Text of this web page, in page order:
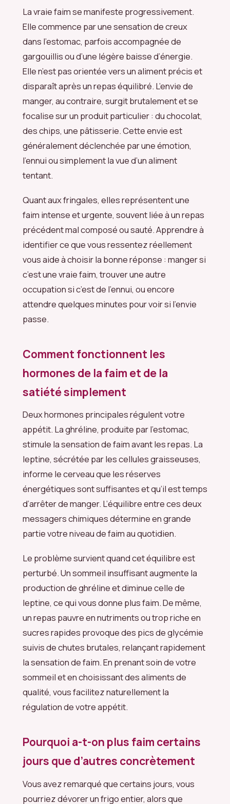
La vraie faim se manifeste progressivement.
Elle commence par une sensation de creux
dans l’estomac, parfois accompagnée de
gargouillis ou d’une légère baisse d’énergie.
Elle n’est pas orientée vers un aliment précis et
disparaît après un repas équilibré. L’envie de
manger, au contraire, surgit brutalement et se
focalise sur un produit particulier : du chocolat,
des chips, une pâtisserie. Cette envie est
généralement déclenchée par une émotion,
l’ennui ou simplement la vue d’un aliment
tentant.
Quant aux fringales, elles représentent une
faim intense et urgente, souvent liée à un repas
précédent mal composé ou sauté. Apprendre à
identifier ce que vous ressentez réellement
vous aide à choisir la bonne réponse : manger si
c’est une vraie faim, trouver une autre
occupation si c’est de l’ennui, ou encore
attendre quelques minutes pour voir si l’envie
passe.
Comment fonctionnent les
hormones de la faim et de la
satiété simplement
Deux hormones principales régulent votre
appétit. La ghréline, produite par l’estomac,
stimule la sensation de faim avant les repas. La
leptine, sécrétée par les cellules graisseuses,
informe le cerveau que les réserves
énergétiques sont suffisantes et qu’il est temps
d’arrêter de manger. L’équilibre entre ces deux
messagers chimiques détermine en grande
partie votre niveau de faim au quotidien.
Le problème survient quand cet équilibre est
perturbé. Un sommeil insuffisant augmente la
production de ghréline et diminue celle de
leptine, ce qui vous donne plus faim. De même,
un repas pauvre en nutriments ou trop riche en
sucres rapides provoque des pics de glycémie
suivis de chutes brutales, relançant rapidement
la sensation de faim. En prenant soin de votre
sommeil et en choisissant des aliments de
qualité, vous facilitez naturellement la
régulation de votre appétit.
Pourquoi a-t-on plus faim certains
jours que d’autres concrètement
Vous avez remarqué que certains jours, vous
pourriez dévorer un frigo entier, alors que